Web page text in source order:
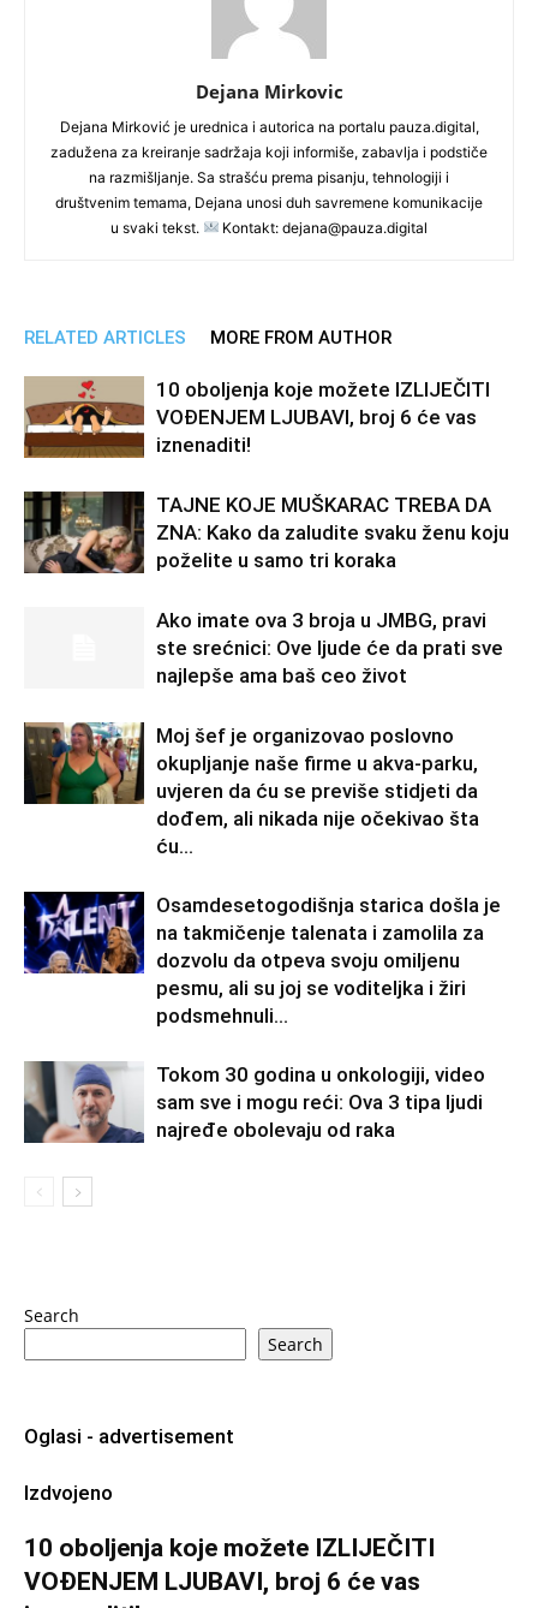
Dejana Mirkovic
Dejana Mirković je urednica i autorica na portalu pauza.digital,
zadužena za kreiranje sadržaja koji informiše, zabavlja i podstiče
na razmišljanje. Sa strašću prema pisanju, tehnologiji i
društvenim temama, Dejana unosi duh savremene komunikacije
u svaki tekst.
Kontakt: dejana@pauza.digital
RELATED ARTICLES MORE FROM AUTHOR
10 oboljenja koje možete IZLIJEČITI
VOĐENJEM LJUBAVI, broj 6 će vas
iznenaditi!
TAJNE KOJE MUŠKARAC TREBA DA
ZNA: Kako da zaludite svaku ženu koju
poželite u samo tri koraka
Ako imate ova 3 broja u JMBG, pravi
ste srećnici: Ove ljude će da prati sve
najlepše ama baš ceo život
Moj šef je organizovao poslovno
okupljanje naše firme u akva-parku,
uvjeren da ću se previše stidjeti da
dođem, ali nikada nije očekivao šta
ću...
Osamdesetogodišnja starica došla je
na takmičenje talenata i zamolila za
dozvolu da otpeva svoju omiljenu
pesmu, ali su joj se voditeljka i žiri
podsmehnuli...
Tokom 30 godina u onkologiji, video
sam sve i mogu reći: Ova 3 tipa ljudi
najređe obolevaju od raka
Search
Search
Oglasi - advertisement
Izdvojeno
10 oboljenja koje možete IZLIJEČITI
VOĐENJEM LJUBAVI, broj 6 će vas